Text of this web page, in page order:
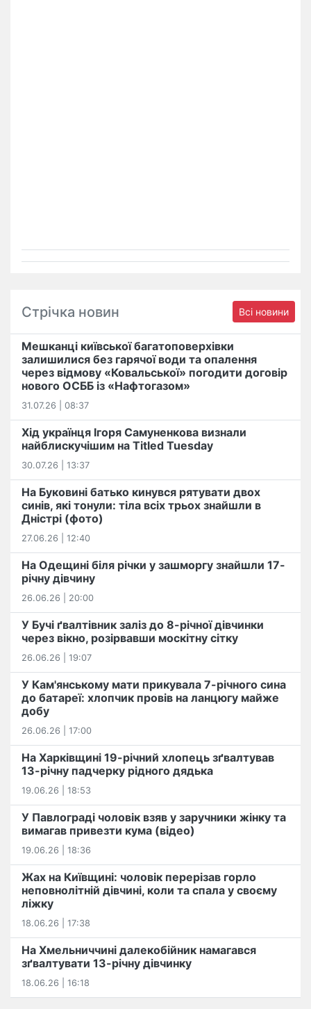
Стрічка новин Всі новини
Мешканці київської багатоповерхівки
залишилися без гарячої води та опалення
через відмову «Ковальської» погодити договір
нового ОСББ із «Нафтогазом»
31.07.26 | 08:37
Хід українця Ігоря Самуненкова визнали
найблискучішим на Titled Tuesday
30.07.26 | 13:37
На Буковині батько кинувся рятувати двох
синів, які тонули: тіла всіх трьох знайшли в
Дністрі (фото)
27.06.26 | 12:40
На Одещині біля річки у зашморгу знайшли 17-
річну дівчину
26.06.26 | 20:00
У Бучі ґвалтівник заліз до 8-річної дівчинки
через вікно, розірвавши москітну сітку
26.06.26 | 19:07
У Кам'янському мати прикувала 7-річного сина
до батареї: хлопчик провів на ланцюгу майже
добу
26.06.26 | 17:00
На Харківщині 19-річний хлопець​ ️зґвалтував
13-річну падчерку рідного дядька
19.06.26 | 18:53
У Павлограді чоловік взяв у заручники жінку та
вимагав привезти кума (відео)
19.06.26 | 18:36
Жах на Київщині: чоловік перерізав горло
неповнолітній дівчині, коли та спала у своєму
ліжку
18.06.26 | 17:38
На Хмельниччині далекобійник намагався
зґвалтувати 13-річну дівчинку
18.06.26 | 16:18